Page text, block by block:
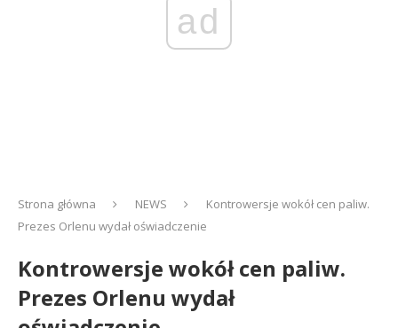
ad
Strona główna NEWS
Kontrowersje wokół cen paliw.
Prezes Orlenu wydał oświadczenie
Kontrowersje wokół cen paliw.
Prezes Orlenu wydał